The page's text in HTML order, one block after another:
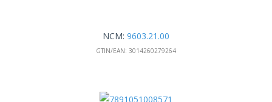
NCM: 9603.21.00
GTIN/EAN: 3014260279264